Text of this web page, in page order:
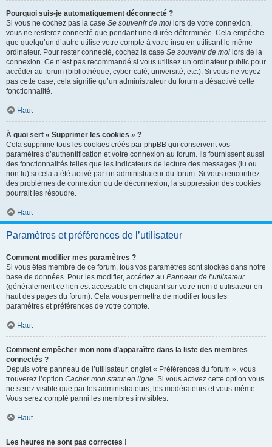
Pourquoi suis-je automatiquement déconnecté ?
Si vous ne cochez pas la case Se souvenir de moi lors de votre connexion,
vous ne resterez connecté que pendant une durée déterminée. Cela empêche
que quelqu’un d’autre utilise votre compte à votre insu en utilisant le même
ordinateur. Pour rester connecté, cochez la case Se souvenir de moi lors de la
connexion. Ce n’est pas recommandé si vous utilisez un ordinateur public pour
accéder au forum (bibliothèque, cyber-café, université, etc.). Si vous ne voyez
pas cette case, cela signifie qu’un administrateur du forum a désactivé cette
fonctionnalité.
Haut
À quoi sert « Supprimer les cookies » ?
Cela supprime tous les cookies créés par phpBB qui conservent vos
paramètres d’authentification et votre connexion au forum. Ils fournissent aussi
des fonctionnalités telles que les indicateurs de lecture des messages (lu ou
non lu) si cela a été activé par un administrateur du forum. Si vous rencontrez
des problèmes de connexion ou de déconnexion, la suppression des cookies
pourrait les résoudre.
Haut
Paramètres et préférences de l’utilisateur
Comment modifier mes paramètres ?
Si vous êtes membre de ce forum, tous vos paramètres sont stockés dans notre
base de données. Pour les modifier, accédez au Panneau de l’utilisateur
(généralement ce lien est accessible en cliquant sur votre nom d’utilisateur en
haut des pages du forum). Cela vous permettra de modifier tous les
paramètres et préférences de votre compte.
Haut
Comment empêcher mon nom d’apparaître dans la liste des membres
connectés ?
Depuis votre panneau de l’utilisateur, onglet « Préférences du forum », vous
trouverez l’option Cacher mon statut en ligne. Si vous activez cette option vous
ne serez visible que par les administrateurs, les modérateurs et vous-même.
Vous serez compté parmi les membres invisibles.
Haut
Les heures ne sont pas correctes !